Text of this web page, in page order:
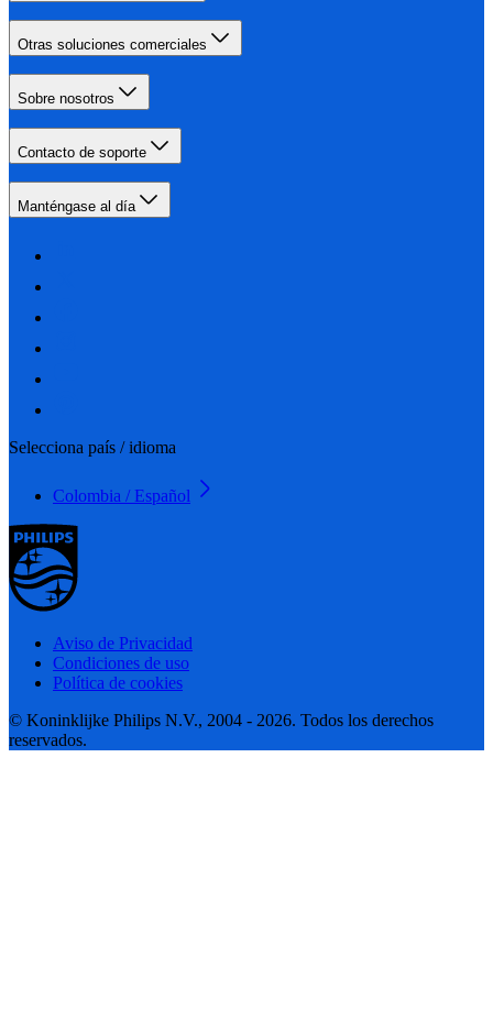
Otras soluciones comerciales
Sobre nosotros
Contacto de soporte
Manténgase al día
Selecciona país / idioma
Colombia / Español
Aviso de Privacidad
Condiciones de uso
Política de cookies
© Koninklijke Philips N.V., 2004 - 2026. Todos los derechos
reservados.